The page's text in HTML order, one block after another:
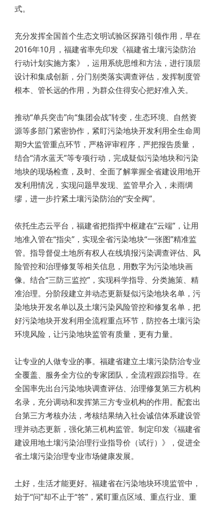
式。
充分发挥全国首个生态文明试验区探路引领作用，早在
2016年10月，福建省率先印发《福建省土壤污染防治
行动计划实施方案》，运用系统思维和方法，进行顶层
设计和集成创新，分门别类落实调查评估，发挥制度管
根本、管长远的作用，为群众住得安心把好准入关。
推动“单兵突击”向“集团会战”转变，生态环境、自然资
源等多部门紧密协作，紧盯污染地块开发利用全生命周
期9大监管重点环节，严格评审程序，严把报告质量，
结合“清水蓝天”等专项行动，完成疑似污染地块和污染
地块的现场检查，及时、全面了解掌握全省建设用地开
发利用情况，实现问题早发现、监管早介入，未雨绸
缪，进一步拧紧土壤污染防治的“安全阀”。
依托生态云平台，福建省把指挥中枢建在“云端”，让用
地准入管在“指尖”，实现全省污染地块“一张图”精准监
管。指导督促土地所有权人在线填报污染调查评估、风
险管控和治理修复等相关信息，用数字为污染地块画
像。结合“三防三监控”，实现科学指导、分类施策、精
准治理。分阶段建立并动态更新疑似污染地块名单，污
染地块开发名单以及土壤污染风险管控和修复名单，把
好污染地块开发利用全流程重点环节，防控各土壤污染
环境风险，让污染地块监管有质量，更有力量。
让专业的人做专业的事。福建省建立土壤污染防治专业
全覆盖、服务全方位的专家团队，全流程跟踪指导。在
全国率先出台污染地块调查评估、治理修复第三方机构
名录，充分调动和发挥第三方专业机构的作用。配套出
台第三方考核办法，考核结果纳入社会诚信体系建设管
理并动态更新，强化第三机构监管。制定印发《福建省
建设用地土壤污染治理行业指导价（试行）》，促进全
省土壤污染治理专业市场健康发展。
土好，生活才能更好。福建省在污染地块环境监管中，
始于“问”却不止于“答”，紧盯重点区域、重点行业、重